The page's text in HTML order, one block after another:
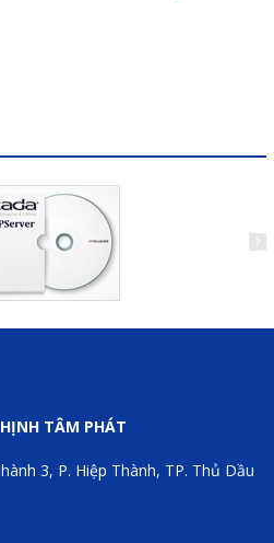
TÂM PHÁT
3, P. Hiệp Thành, TP. Thủ Dầu